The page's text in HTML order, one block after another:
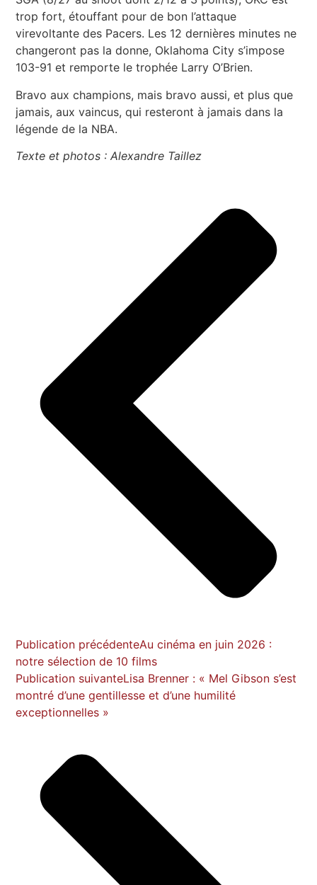
trop fort, étouffant pour de bon l’attaque
virevoltante des Pacers. Les 12 dernières minutes ne
changeront pas la donne, Oklahoma City s’impose
103-91 et remporte le trophée Larry O’Brien.
Bravo aux champions, mais bravo aussi, et plus que
jamais, aux vaincus, qui resteront à jamais dans la
légende de la NBA.
Texte et photos : Alexandre Taillez
Publication précédenteAu cinéma en juin 2026 :
notre sélection de 10 films
Publication suivanteLisa Brenner : « Mel Gibson s’est
montré d’une gentillesse et d’une humilité
exceptionnelles »